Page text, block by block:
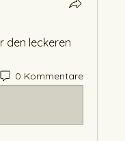
den leckeren
0 Kommentare